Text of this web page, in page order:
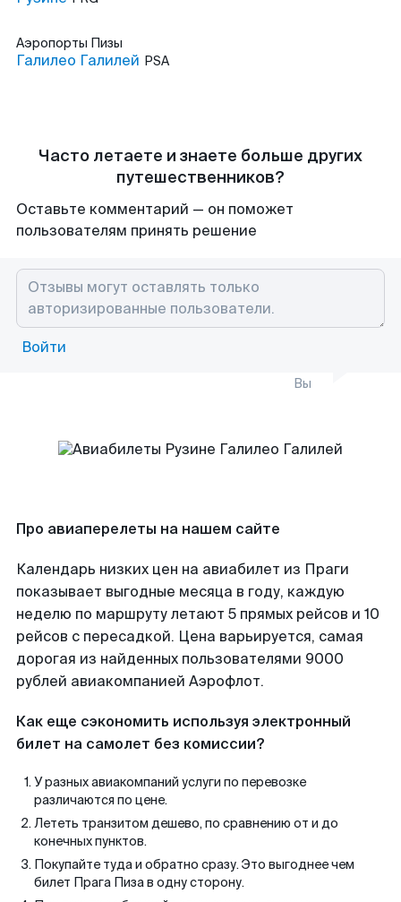
Аэропорты Пизы
Галилео Галилей PSA
Часто летаете и знаете больше других
путешественников?
Оставьте комментарий — он поможет
пользователям принять решение
Войти
Вы
Про авиаперелеты на нашем сайте
Календарь низких цен на авиабилет из Праги
показывает выгодные месяца в году, каждую
неделю по маршруту летают 5 прямых рейсов и 10
рейсов с пересадкой. Цена варьируется, самая
дорогая из найденных пользователями 9000
рублей авиакомпанией Аэрофлот.
Как еще сэкономить используя электронный
билет на самолет без комиссии?
У разных авиакомпаний услуги по перевозке
различаются по цене.
Лететь транзитом дешево, по сравнению от и до
конечных пунктов.
Покупайте туда и обратно сразу. Это выгоднее чем
билет Прага Пиза в одну сторону.